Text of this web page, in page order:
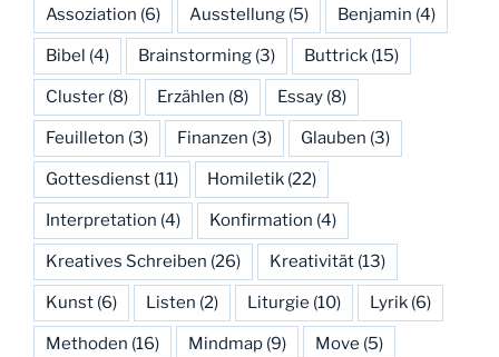
Assoziation (6) Ausstellung (5) Benjamin (4)
Bibel (4) Brainstorming (3) Buttrick (15)
Cluster (8) Erzählen (8) Essay (8)
Feuilleton (3) Finanzen (3) Glauben (3)
Gottesdienst (11) Homiletik (22)
Interpretation (4) Konfirmation (4)
Kreatives Schreiben (26) Kreativität (13)
Kunst (6) Listen (2) Liturgie (10) Lyrik (6)
Methoden (16) Mindmap (9) Move (5)